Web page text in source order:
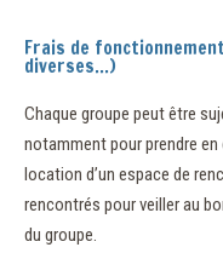
Frais de
diverses…)
Chaque groupe peut être
notamment pour prendre
location d’un espace de
rencontrés pour veiller au
du groupe.